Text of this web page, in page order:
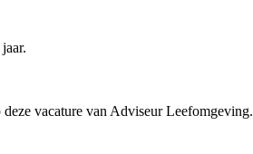
vacature van Adviseur